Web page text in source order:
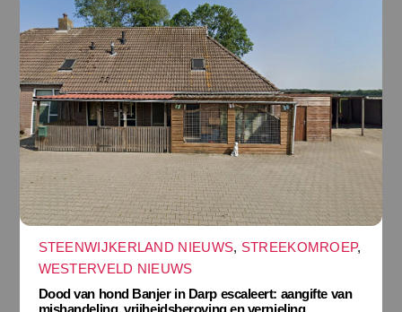
STEENWIJKERLAND NIEUWS, STREEKOMROEP,
WESTERVELD NIEUWS
Dood van hond Banjer in Darp escaleert: aangifte van